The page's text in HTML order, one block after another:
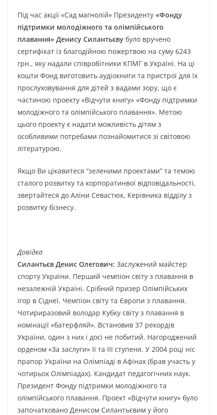
Під час акції «Сад магнолій» Президенту «Фонду
підтримки молодіжного та олімпійського
плавання» Денису Силантьєву було вручено
сертифікат із благодійною пожертвою на суму 6243
грн., яку надали співробітники КПМГ в Україні. На ці
кошти Фонд виготовить аудіокниги та пристрої для їх
прослуховування для дітей з вадами зору, що є
частиною проекту «Відчути книгу» «Фонду підтримки
молодіжного та олімпійського плавання». Метою
цього проекту є надати можливість дітям з
особливими потребами познайомитися зі світовою
літературою.
Якщо Ви цікавитеся “зеленими проектами” та темою
сталого розвитку та корпоратинвої відповідальності,
звертайтеся до Аліни Севастюк, Керівника відділу з
розвитку бізнесу.
Довідка
Силантьєв Денис Олегович: Заслужений майстер
спорту України. Перший чемпіон світу з плавання в
незалежній Україні. Срібний призер Олімпійських
ігор в Сіднеї. Чемпіон світу та Європи з плавання.
Чотириразовий володар Кубку світу з плавання в
номінації «батерфляй». Встановив 37 рекордів
України, один з них і досі не побитий. Нагороджений
орденом «За заслуги» ІІ та ІІІ ступеня. У 2004 році ніс
прапор України на Олімпіаді в Афінах (брав участь у
чотирьох Олімпіадах). Кандидат педагогічних наук.
Президент Фонду підтримки молодіжного та
олімпійського плавання. Проект «Відчути книгу» було
започатковано Денисом Силантьєвим у його